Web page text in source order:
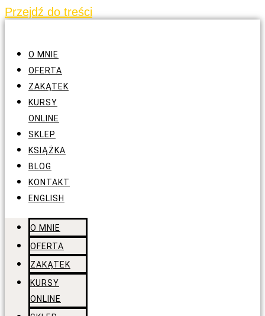
Przejdź do treści
O MNIE
OFERTA
ZAKĄTEK
KURSY
ONLINE
SKLEP
KSIĄŻKA
BLOG
KONTAKT
ENGLISH
O MNIE
OFERTA
ZAKĄTEK
KURSY
ONLINE